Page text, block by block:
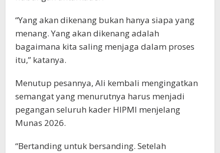
“Yang akan dikenang bukan hanya siapa yang
menang. Yang akan dikenang adalah
bagaimana kita saling menjaga dalam proses
itu,” katanya.
Menutup pesannya, Ali kembali mengingatkan
semangat yang menurutnya harus menjadi
pegangan seluruh kader HIPMI menjelang
Munas 2026.
“Bertanding untuk bersanding. Setelah